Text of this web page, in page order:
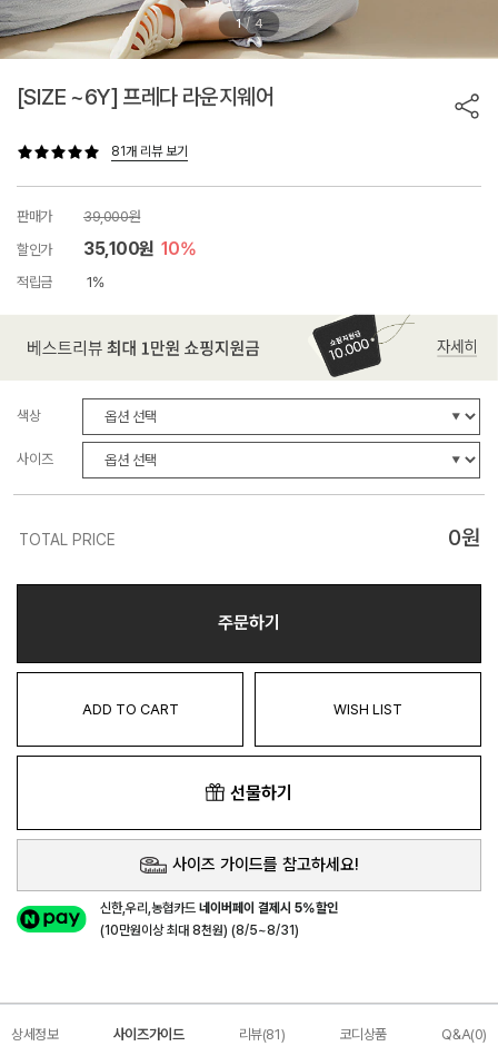
1 / 4
[SIZE ~6Y] 프레다 라운지웨어
81개 리뷰 보기
판매가
39,000원
할인가
35,100원 10%
적립금 1%
색상
사이즈
TOTAL PRICE 0원
주문하기
ADD TO CART WISH LIST
선물하기
사이즈 가이드를 참고하세요!
신한,우리,농협카드네이버페이 결제시 5%할인
(10만원이상 최대 8천원) (8/5~8/31)
상세정보 사이즈가이드 리뷰(81) 코디상품 Q&A(0)